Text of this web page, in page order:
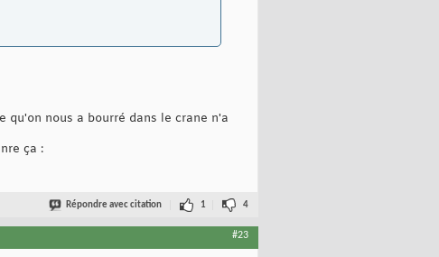
qu'on nous a bourré dans le crane n'a
ça :
Répondre avec citation 1 4
#23